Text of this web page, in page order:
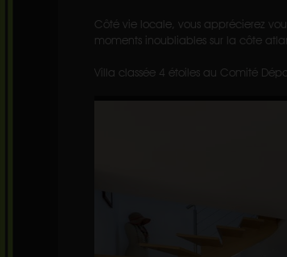
Côté vie locale, vous apprécierez
moments inoubliables sur la côte
Villa classée 4 étoiles au Comité